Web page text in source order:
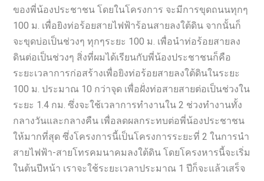
ของพี่น้องประชาชน โดยในโครงการ จะมีการขุดถนนทุกๆ
100 ม. เพื่อยิงท่อร้อยสายไฟฟ้าร้อนสายลงใต้ดิน จากนั้นก็
จะขุดบ่อเป็นช่วงๆ ทุกๆระยะ 100 ม. เพื่อนำท่อร้อยสายลง
ดินต่อเป็นช่วงๆ สิ่งที่ผมได้เรียนกับพี่น้องประชาชนก็คือ
ระยะเวลาการก่อสร้างเพื่อยิงท่อร้อยสายลงใต้ดินในระยะ
100 ม. ประมาณ 10 กว่าจุด เพื่อฝั่งท่อสายสายต่อเป็นช่วงใน
ระยะ 1.4 กม. ซึ่งจะใช้เวลาการทำงานใน 2 ช่วงทำงานทั้ง
กลางวันและกลางคืน เพื่อลดผลกระทบต่อพี่น้องประชาชน
ให้มากที่สุด ซึ่งโครงการนี้เป็นโครงการระยะที่ 2 ในการนำ
สายไฟฟ้า-สายโทรคมนาคมลงใต้ดิน โดยโครงหารนี้จะเริ่ม
ในต้นปีหน้า เราจะใช้ระยะเวลาประมาณ 1 ปีก็จะแล้วเสร็จ